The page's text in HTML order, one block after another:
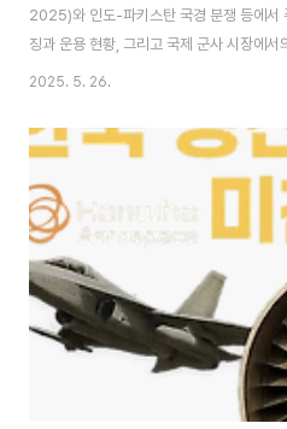
2025)와 인도-파키스탄 국경 분쟁 등에서
징과 운용 현황, 그리고 국제 군사 시장에서
항공기술이 어디까지 왔는지, J-10C가 왜
떤 전투기인가?J-10C는 중국 청두항공
Industry Group)이 개발한 중형 단발 엔
다.2003년부터 실전 배치된 J-10 시리즈
군(PLAAF)과 해군 항공대, 그리고 파키스
2025. 5. 26.